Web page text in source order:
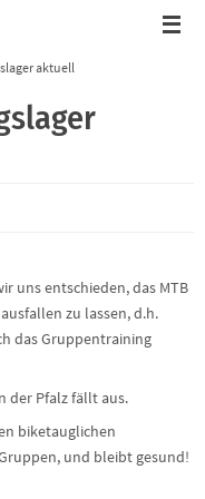
aktuell
uns entschieden, das MTB
zu lassen, d.h.
das Gruppentraining
der Pfalz fällt aus.
biketauglichen
und bleibt gesund!